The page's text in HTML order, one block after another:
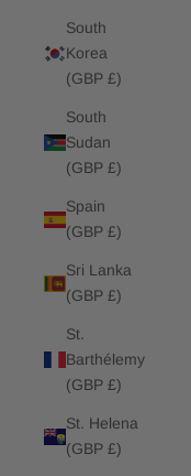
South
Korea
(GBP £)
South
Sudan
(GBP £)
Spain
(GBP £)
Sri Lanka
(GBP £)
St.
Barthélemy
(GBP £)
St. Helena
(GBP £)